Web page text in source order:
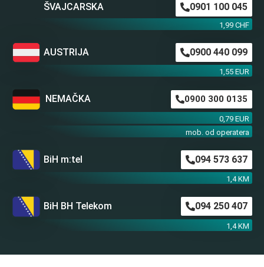
ŠVAJCARSKA 0901 100 045
1,99 CHF
AUSTRIJA 0900 440 099
1,55 EUR
NEMAČKA 0900 300 0135
0,79 EUR
mob. od operatera
BiH m:tel 094 573 637
1,4 KM
BiH BH Telekom 094 250 407
1,4 KM